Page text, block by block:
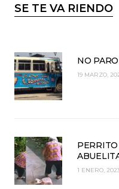
SE TE VA RIENDO
NO
19 MARZO,
1 ENERO,